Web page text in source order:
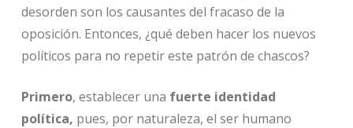
desorden son los causantes del fracaso de la
oposición. Entonces, ¿qué deben hacer los nuevos
políticos para no repetir este patrón de chascos?
Primero, establecer una fuerte identidad
política, pues, por naturaleza, el ser humano